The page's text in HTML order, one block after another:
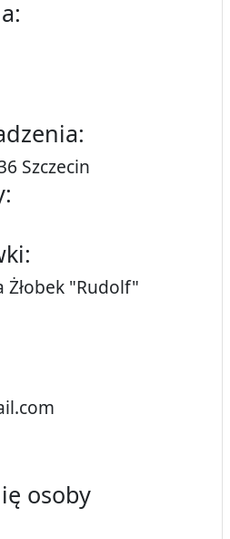
Szczecin
Żłobek "Rudolf"
osoby